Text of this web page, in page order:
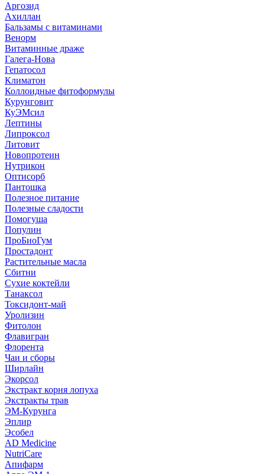
Аргозид
Ахиллан
Бальзамы с витаминами
Венорм
Витаминные драже
Галега-Нова
Гепатосол
Климатон
Коллоидные фитоформулы
Курунговит
КуЭМсил
Лептины
Липроксол
Литовит
Новопротеин
Нутрикон
Оптисорб
Пантошка
Полезное питание
Полезные сладости
Помогуша
Популин
ПроБиоГум
Простадонт
Растительные масла
Сбитни
Сухие коктейли
Танаксол
Токсидонт-май
Уролизин
Фитолон
Флавигран
Флорента
Чаи и сборы
Ширлайн
Экорсол
Экстракт корня лопуха
Экстракты трав
ЭМ-Курунга
Эплир
Эсобел
AD Medicine
NutriCare
Апифарм